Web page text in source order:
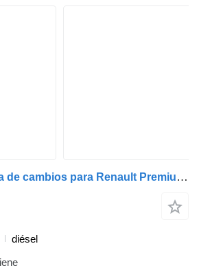
ZF 7420801925 caja de cambios para Renault Premium 2005>2013 camión
diésel